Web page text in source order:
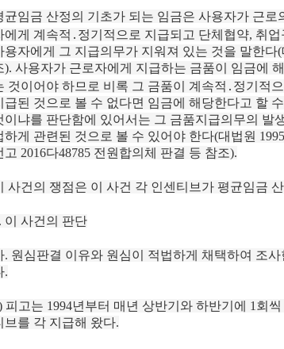
균임금 산정의 기초가 되는 임금은 사용자가 근
에게 계속적․정기적으로 지급되고 단체협약, 취
용자에게 그 지급의무가 지워져 있는 것을 말한다(
). 사용자가 근로자에게 지급하는 금품이 임금에
것이어야 하므로 비록 그 금품이 계속적․정기적
급된 것으로 볼 수 없다면 임금에 해당한다고 할
이냐를 판단함에 있어서는 그 금품지급의무의 발
하게 관련된 것으로 볼 수 있어야 한다(대법원
고 2016다48785 전원합의체 판결 등 참조).
사건의 쟁점은 이 사건 각 인센티브가 평균임금
이 사건의 판단
. 원심판결 이유와 원심이 적법하게 채택하여 조
.
피고는 1994년부터 매년 상반기와 하반기에 1회
브를 각 지급해 왔다.